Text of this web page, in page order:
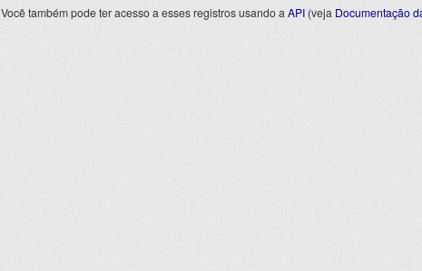
Você também pode ter acesso a esses registros usando a API (veja Documentação